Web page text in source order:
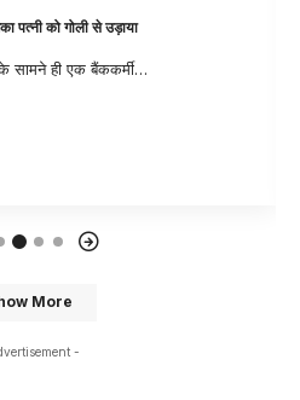
परिवार ने दी भावपूर्ण विदाई
के मध्य विद्यालय पकरिया में
More
-